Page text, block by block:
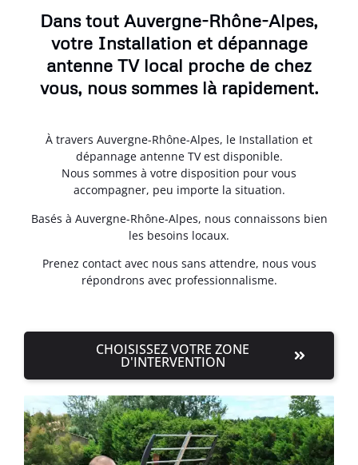
Dans tout Auvergne-Rhône-Alpes,
votre Installation et dépannage
antenne TV local proche de chez
vous, nous sommes là rapidement.
À travers Auvergne-Rhône-Alpes, le Installation et
dépannage antenne TV est disponible.
Nous sommes à votre disposition pour vous
accompagner, peu importe la situation.
Basés à Auvergne-Rhône-Alpes, nous connaissons bien
les besoins locaux.
Prenez contact avec nous sans attendre, nous vous
répondrons avec professionnalisme.
CHOISISSEZ VOTRE ZONE
D'INTERVENTION